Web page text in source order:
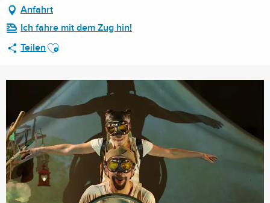
Anfahrt
Ich fahre mit dem Zug hin!
Teilen Ajouter aux favoris